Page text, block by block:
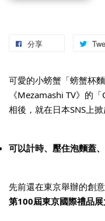
分享
可愛的小螃蟹「螃蟹杯
《Mezamashi TV》的
相後，就在日本SNS上
可以計時、壓住泡麵蓋
先前還在東京舉辦的創
第100屆東京國際禮品展